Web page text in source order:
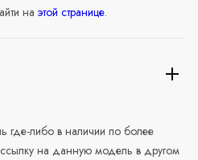
на этой странице.
либо в наличии по более
ссылку на данную модель в другом